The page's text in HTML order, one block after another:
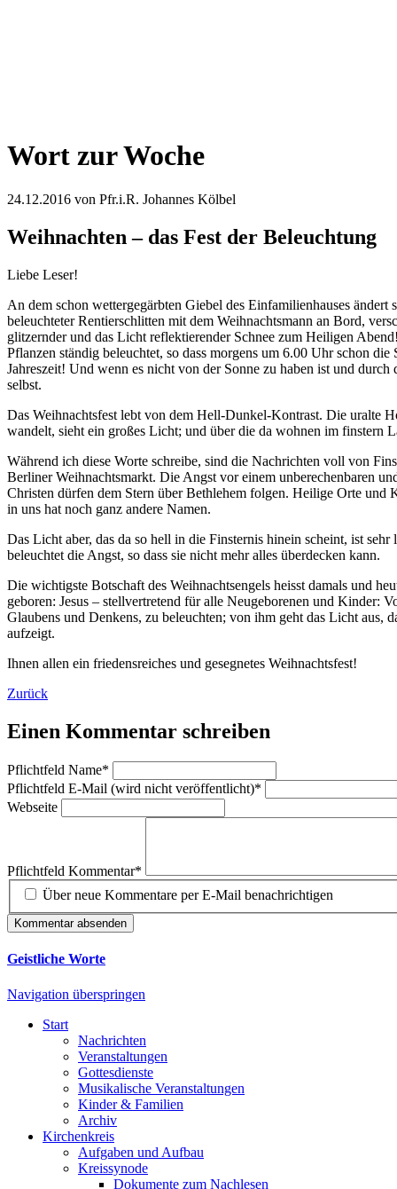
Wort zur Woche
24.12.2016 von Pfr.i.R. Johannes Kölbel
Weihnachten – das Fest der Beleuchtung
Liebe Leser!
An dem schon wettergegärbten Giebel des Einfamilienhauses
beleuchteter Rentierschlitten mit dem Weihnachtsmann an Bord,
glitzernder und das Licht reflektierender Schnee zum Heiligen
Pflanzen ständig beleuchtet, so dass morgens um 6.00 Uhr schon
Jahreszeit! Und wenn es nicht von der Sonne zu haben ist und
selbst.
Das Weihnachtsfest lebt von dem Hell-Dunkel-Kontrast. Die uralte
wandelt, sieht ein großes Licht; und über die da wohnen im finstern
Während ich diese Worte schreibe, sind die Nachrichten voll von
Berliner Weihnachtsmarkt. Die Angst vor einem unberechenbaren
Christen dürfen dem Stern über Bethlehem folgen. Heilige Orte und
in uns hat noch ganz andere Namen.
Das Licht aber, das da so hell in die Finsternis hinein scheint, ist
beleuchtet die Angst, so dass sie nicht mehr alles überdecken kann.
Die wichtigste Botschaft des Weihnachtsengels heisst damals und
geboren: Jesus – stellvertretend für alle Neugeborenen und Kinder:
Glaubens und Denkens, zu beleuchten; von ihm geht das Licht aus,
aufzeigt.
Ihnen allen ein friedensreiches und gesegnetes Weihnachtsfest!
Zurück
Einen Kommentar schreiben
Pflichtfeld Name*
Pflichtfeld E-Mail (wird nicht veröffentlicht)*
Webseite
Pflichtfeld Kommentar*
Über neue Kommentare per E-Mail benachrichtigen
Kommentar absenden
Geistliche Worte
Navigation überspringen
Start
Nachrichten
Veranstaltungen
Gottesdienste
Musikalische Veranstaltungen
Kinder & Familien
Archiv
Kirchenkreis
Aufgaben und Aufbau
Kreissynode
Dokumente zum Nachlesen